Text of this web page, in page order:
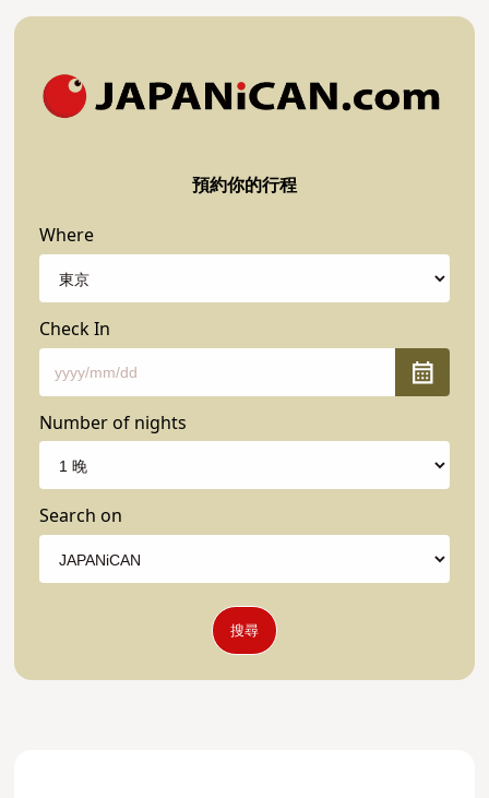
預約你的行程
Where
Check In
Number of nights
Search on
搜尋